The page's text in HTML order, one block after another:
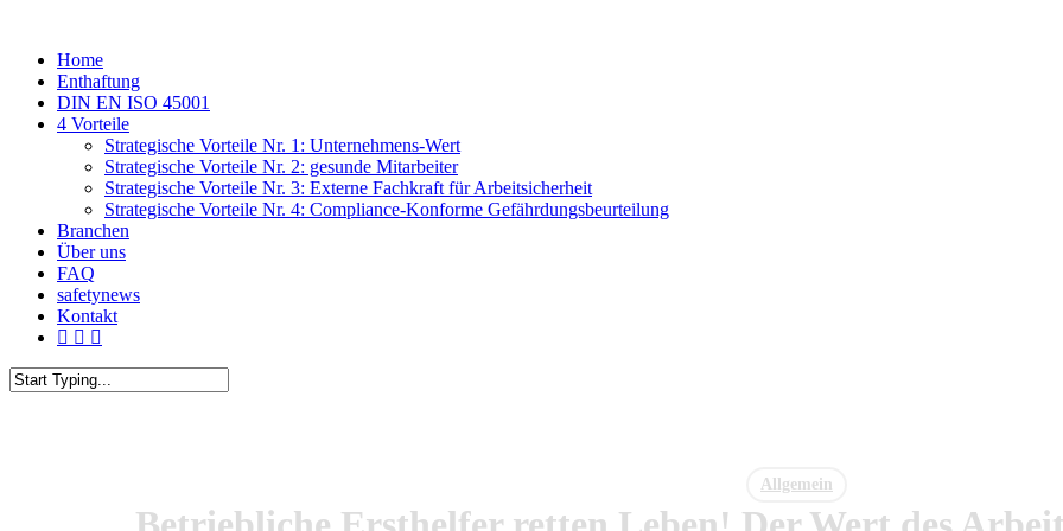
main
content
Menu
Home
Enthaftung
DIN EN ISO 45001
4 Vorteile
Strategische Vorteile Nr. 1: Unternehmens-Wert
Strategische Vorteile Nr. 2: gesunde Mitarbeiter
Strategische Vorteile Nr. 3: Externe Fachkraft für Arbeitsicherheit
Strategische Vorteile Nr. 4: Compliance-Konforme Gefährdungsbeurteilung
Branchen
Über uns
FAQ
safetynews
Kontakt
linkedin
phone
email
Allgemein